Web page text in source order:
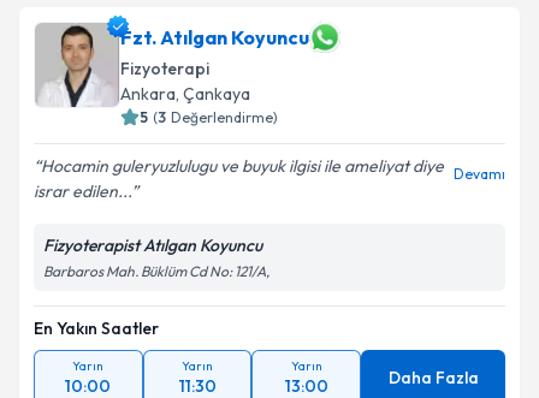
Fzt. Atılgan Koyuncu
Fizyoterapi
Ankara, Çankaya
5 (3 Değerlendirme)
Hocamin guleryuzlulugu ve buyuk ilgisi ile ameliyat diye
israr edilen...
Devamı
Fizyoterapist Atılgan Koyuncu
Barbaros Mah. Büklüm Cd No: 121/A,
En Yakın Saatler
Yarın
10:00
Yarın
11:30
Yarın
13:00 Daha Fazla